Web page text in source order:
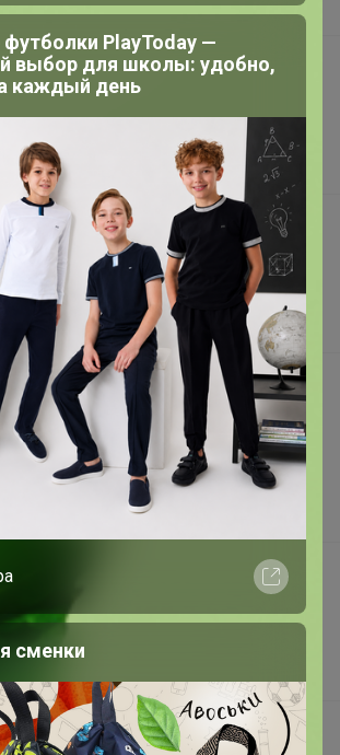
PlayToday —
выбор для школы: удобно,
каждый день
сменки